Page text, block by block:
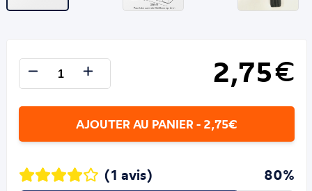
2,75€
AJOUTER AU PANIER - 2,75€
(1 avis) 80%